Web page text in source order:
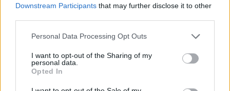
Downstream Participants that may further disclose it to other
Please note that this website/app uses one or more Google
not limited to your visit or usage behaviour. You may click to
grant or deny consent to Google and its third-party tags to
use your data for below specified purposes in below Google
consent section.
Personal Data Processing Opt Outs
I want to opt-out of the Sharing of my
personal data.
Opted In
New York eltávolítja Thomas
Jefferson szobrát